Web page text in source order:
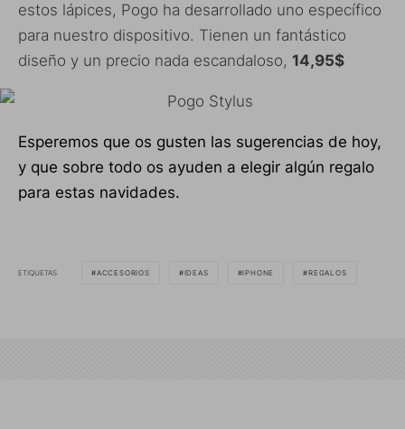
estos lápices, Pogo ha desarrollado uno específico
para nuestro dispositivo. Tienen un fantástico
diseño y un precio nada escandaloso, 14,95$
Esperemos que os gusten las sugerencias de hoy,
y que sobre todo os ayuden a elegir algún regalo
para estas navidades.
ETIQUETAS ACCESORIOS IDEAS IPHONE REGALOS